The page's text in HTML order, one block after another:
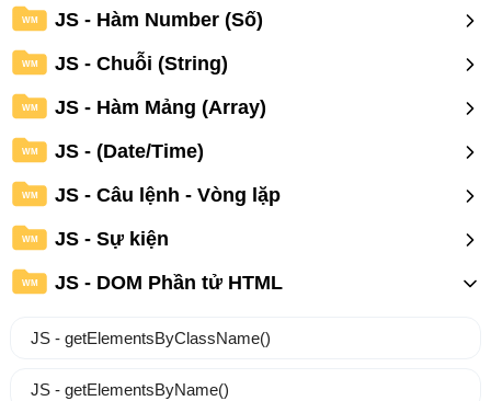
WM JS - Hàm Number (Số)
WM JS - Chuỗi (String)
WM JS - Hàm Mảng (Array)
WM JS - (Date/Time)
WM JS - Câu lệnh - Vòng lặp
WM JS - Sự kiện
WM JS - DOM Phần tử HTML
JS - getElementsByClassName()
JS - getElementsByName()